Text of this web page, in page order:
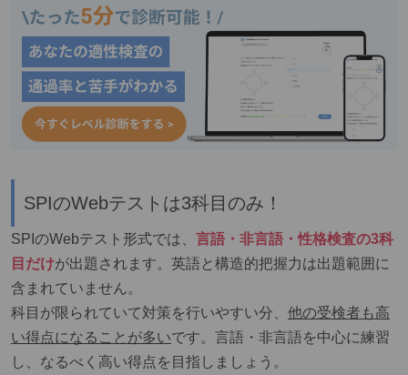
SPIのWebテストは3科目のみ！
SPIのWebテスト形式では、 言語・非言語・性格検査の3科
目だけが出題されます。英語と構造的把握力は出題範囲に
含まれていません。
科目が限られていて対策を行いやすい分、 他の受検者も高
い得点になることが多いです。言語・非言語を中心に練習
し、なるべく高い得点を目指しましょう。